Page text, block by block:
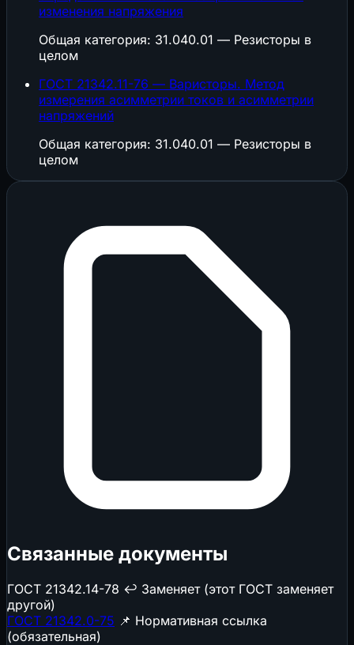
изменения напряжения
Общая категория: 31.040.01 — Резисторы в
целом
ГОСТ 21342.11-76 — Варисторы. Метод
измерения асимметрии токов и асимметрии
напряжений
Общая категория: 31.040.01 — Резисторы в
целом
Связанные документы
ГОСТ 21342.14-78 ↩️ Заменяет (этот ГОСТ заменяет
другой)
ГОСТ 21342.0-75 📌 Нормативная ссылка
(обязательная)